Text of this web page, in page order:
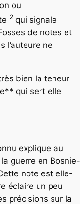
ou
2 qui signale
de notes et
l’auteure ne
bien la teneur
qui sert elle
explique au
guerre en Bosnie-
note est elle-
éclaire un peu
précisions sur la